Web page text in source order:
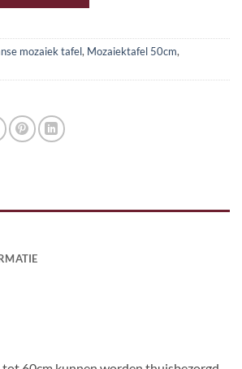
mozaiek tafel, Mozaiektafel 50cm,